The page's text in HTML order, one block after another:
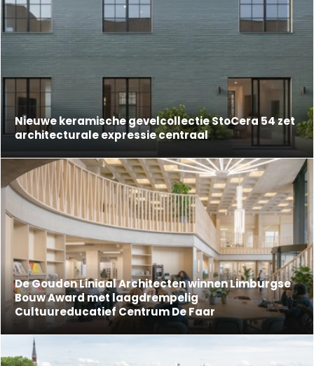
Nieuwe keramische gevelcollectie StoCera 54 zet
architecturale expressie centraal
De Gouden Liniaal Architecten winnen Limburgse
Bouw Award met laagdrempelig
Cultuureducatief Centrum De Faar